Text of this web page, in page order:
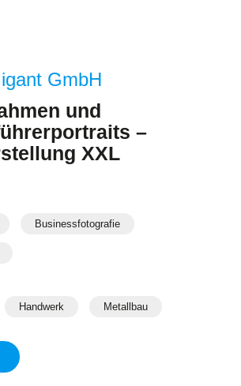
GmbH
und
–
XXL
Businessfotografie
Handwerk Metallbau